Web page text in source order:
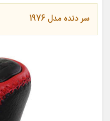
سر دنده مدل 1976